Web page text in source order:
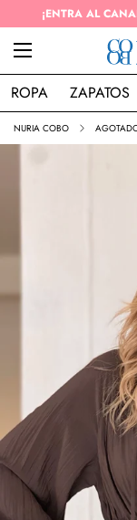
¡ENTRA AL
ROPA ZAPATOS
NURIA COBO